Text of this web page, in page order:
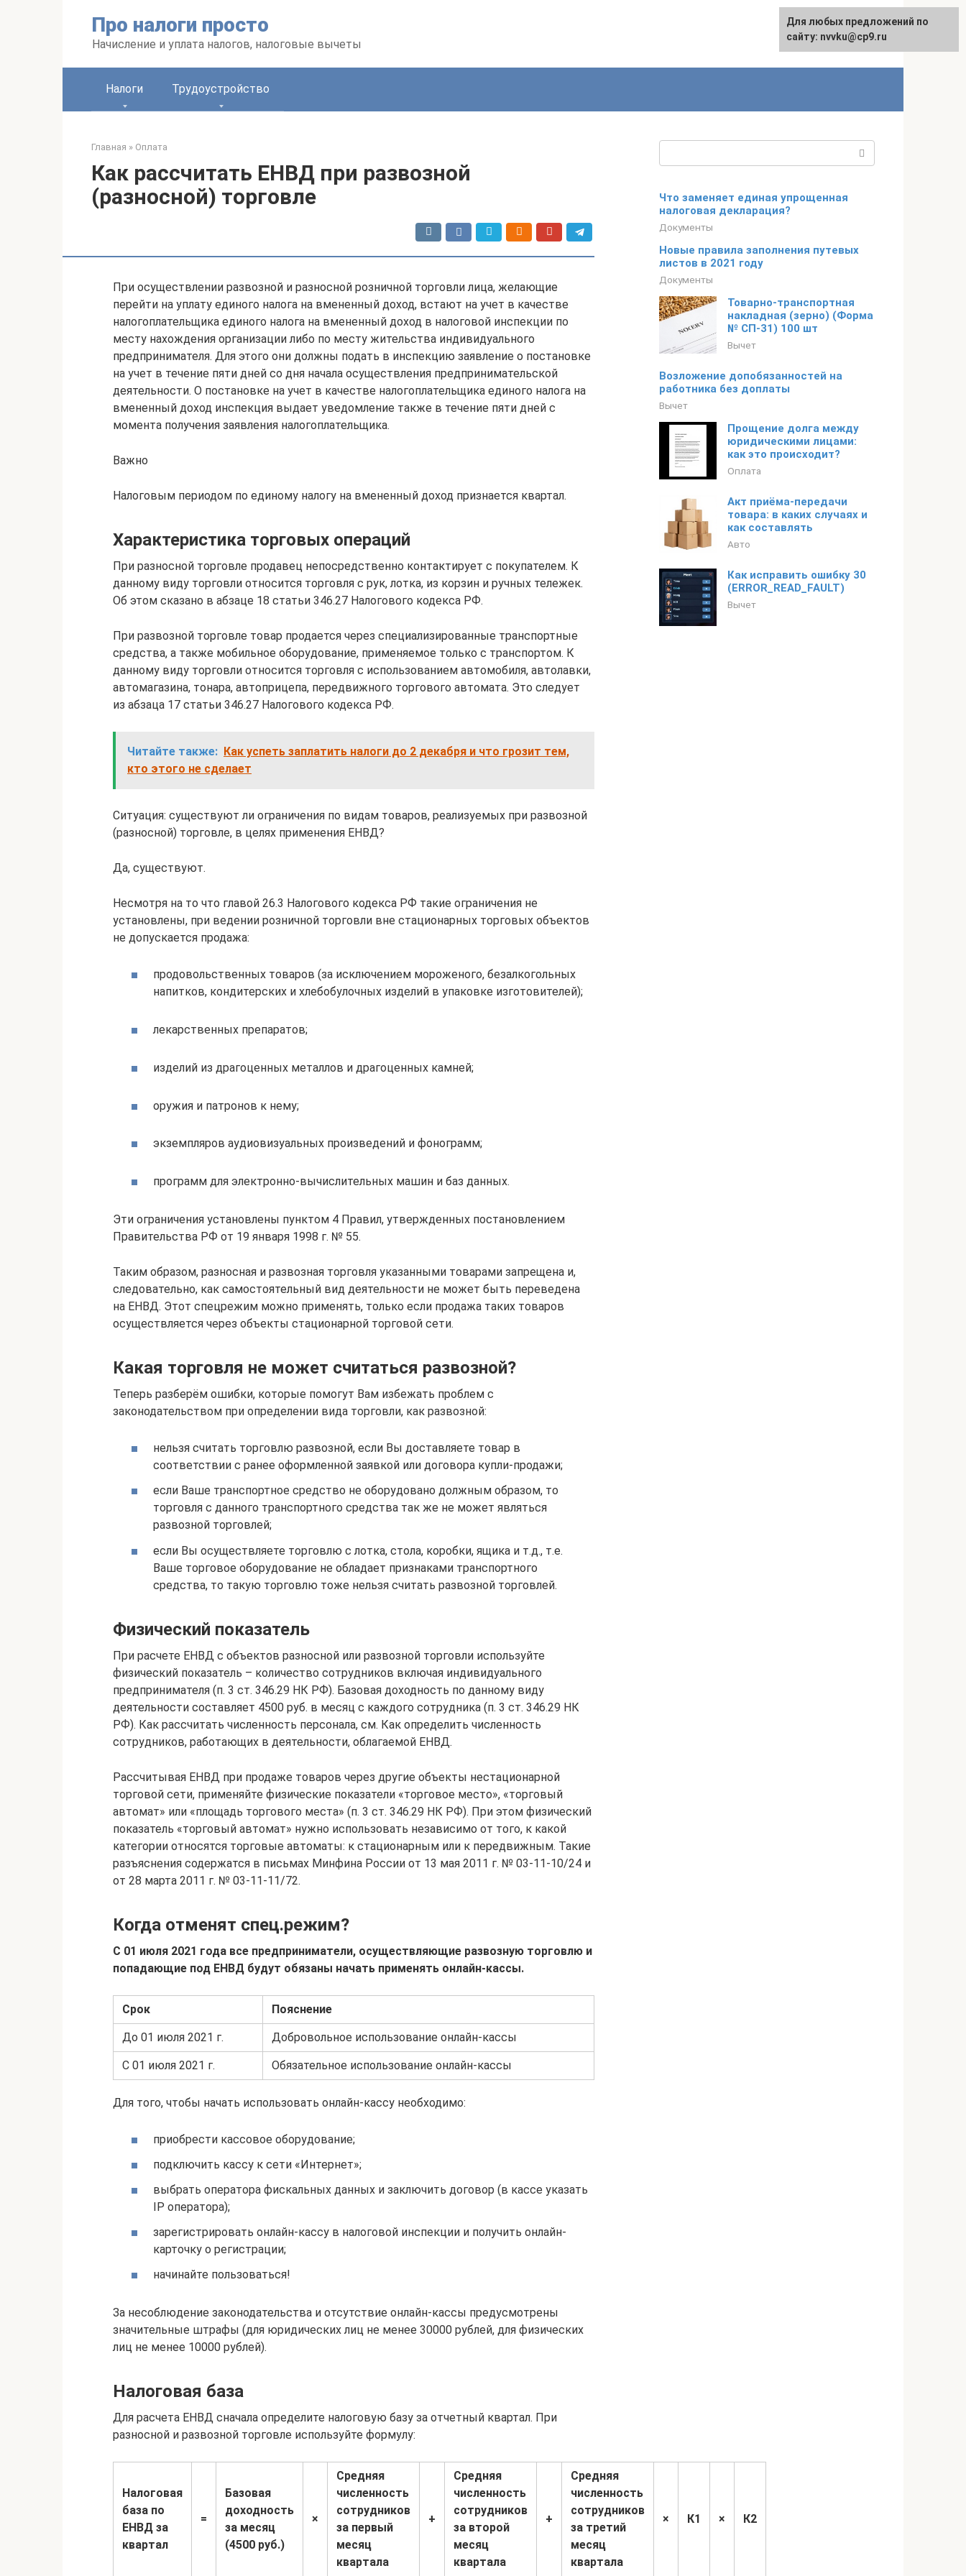
Про налоги просто
Начисление и уплата налогов, налоговые вычеты
English
Налоги Трудоустройство
Главная » Оплата
Как рассчитать ЕНВД при развозной
(разносной) торговле
При осуществлении развозной и разносной розничной торговли лица, желающие
перейти на уплату единого налога на вмененный доход, встают на учет в качестве
налогоплательщика единого налога на вмененный доход в налоговой инспекции по
месту нахождения организации либо по месту жительства индивидуального
предпринимателя. Для этого они должны подать в инспекцию заявление о постановке
на учет в течение пяти дней со дня начала осуществления предпринимательской
деятельности. О постановке на учет в качестве налогоплательщика единого налога на
вмененный доход инспекция выдает уведомление также в течение пяти дней с
момента получения заявления налогоплательщика.
Важно
Налоговым периодом по единому налогу на вмененный доход признается квартал.
Характеристика торговых операций
При разносной торговле продавец непосредственно контактирует с покупателем. К
данному виду торговли относится торговля с рук, лотка, из корзин и ручных тележек.
Об этом сказано в абзаце 18 статьи 346.27 Налогового кодекса РФ.
При развозной торговле товар продается через специализированные транспортные
средства, а также мобильное оборудование, применяемое только с транспортом. К
данному виду торговли относится торговля с использованием автомобиля, автолавки,
автомагазина, тонара, автоприцепа, передвижного торгового автомата. Это следует
из абзаца 17 статьи 346.27 Налогового кодекса РФ.
Читайте также: Как успеть заплатить налоги до 2 декабря и что грозит тем,
кто этого не сделает
Ситуация: существуют ли ограничения по видам товаров, реализуемых при развозной
(разносной) торговле, в целях применения ЕНВД?
Да, существуют.
Несмотря на то что главой 26.3 Налогового кодекса РФ такие ограничения не
установлены, при ведении розничной торговли вне стационарных торговых объектов
не допускается продажа:
продовольственных товаров (за исключением мороженого, безалкогольных
напитков, кондитерских и хлебобулочных изделий в упаковке изготовителей);
лекарственных препаратов;
изделий из драгоценных металлов и драгоценных камней;
оружия и патронов к нему;
экземпляров аудиовизуальных произведений и фонограмм;
программ для электронно-вычислительных машин и баз данных.
Эти ограничения установлены пунктом 4 Правил, утвержденных постановлением
Правительства РФ от 19 января 1998 г. № 55.
Таким образом, разносная и развозная торговля указанными товарами запрещена и,
следовательно, как самостоятельный вид деятельности не может быть переведена
на ЕНВД. Этот спецрежим можно применять, только если продажа таких товаров
осуществляется через объекты стационарной торговой сети.
Какая торговля не может считаться развозной?
Теперь разберём ошибки, которые помогут Вам избежать проблем с
законодательством при определении вида торговли, как развозной:
нельзя считать торговлю развозной, если Вы доставляете товар в
соответствии с ранее оформленной заявкой или договора купли-продажи;
если Ваше транспортное средство не оборудовано должным образом, то
торговля с данного транспортного средства так же не может являться
развозной торговлей;
если Вы осуществляете торговлю с лотка, стола, коробки, ящика и т.д., т.е.
Ваше торговое оборудование не обладает признаками транспортного
средства, то такую торговлю тоже нельзя считать развозной торговлей.
Физический показатель
При расчете ЕНВД с объектов разносной или развозной торговли используйте
физический показатель – количество сотрудников включая индивидуального
предпринимателя (п. 3 ст. 346.29 НК РФ). Базовая доходность по данному виду
деятельности составляет 4500 руб. в месяц с каждого сотрудника (п. 3 ст. 346.29 НК
РФ). Как рассчитать численность персонала, см. Как определить численность
сотрудников, работающих в деятельности, облагаемой ЕНВД.
Рассчитывая ЕНВД при продаже товаров через другие объекты нестационарной
торговой сети, применяйте физические показатели «торговое место», «торговый
автомат» или «площадь торгового места» (п. 3 ст. 346.29 НК РФ). При этом физический
показатель «торговый автомат» нужно использовать независимо от того, к какой
категории относятся торговые автоматы: к стационарным или к передвижным. Такие
разъяснения содержатся в письмах Минфина России от 13 мая 2011 г. № 03-11-10/24 и
от 28 марта 2011 г. № 03-11-11/72.
Когда отменят спец.режим?
С 01 июля 2021 года все предприниматели, осуществляющие развозную торговлю и
попадающие под ЕНВД будут обязаны начать применять онлайн-кассы.
Срок Пояснение
До 01 июля 2021 г. Добровольное использование онлайн-кассы
С 01 июля 2021 г. Обязательное использование онлайн-кассы
Для того, чтобы начать использовать онлайн-кассу необходимо:
приобрести кассовое оборудование;
подключить кассу к сети «Интернет»;
выбрать оператора фискальных данных и заключить договор (в кассе указать
IP оператора);
зарегистрировать онлайн-кассу в налоговой инспекции и получить онлайн-
карточку о регистрации;
начинайте пользоваться!
За несоблюдение законодательства и отсутствие онлайн-кассы предусмотрены
значительные штрафы (для юридических лиц не менее 30000 рублей, для физических
лиц не менее 10000 рублей).
Налоговая база
Для расчета ЕНВД сначала определите налоговую базу за отчетный квартал. При
разносной и развозной торговле используйте формулу:
Налоговая
база по
ЕНВД за
квартал
=
Базовая
доходность
за месяц
(4500 руб.)
×
Средняя
численность
сотрудников
за первый
месяц
квартала
+
Средняя
численность
сотрудников
за второй
месяц
квартала
+
Средняя
численность
сотрудников
за третий
месяц
квартала
× К1 × К2
Что заменяет единая упрощенная
налоговая декларация?
Документы
Новые правила заполнения путевых
листов в 2021 году
Документы
Товарно-транспортная
накладная (зерно) (Форма
№ СП-31) 100 шт
Вычет
Возложение допобязанностей на
работника без доплаты
Вычет
Прощение долга между
юридическими лицами:
как это происходит?
Оплата
Акт приёма-передачи
товара: в каких случаях и
как составлять
Авто
Как исправить ошибку 30
(ERROR_READ_FAULT)
Вычет
Для любых предложений по
сайту: nvvku@cp9.ru